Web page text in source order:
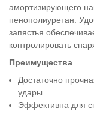
амортизирующего
пенополиуретан.
запястья
контролировать
Преимущества
Достаточно
удары.
Эффективна для